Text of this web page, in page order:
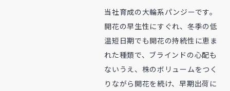
当社育成の大輪系パンジーです。
開花の早生性にすぐれ、冬季の低
温短日期でも開花の持続性に恵ま
れた種類で、ブラインドの心配も
ないうえ、株のボリュームをつく
りながら開花を続け、早期出荷に